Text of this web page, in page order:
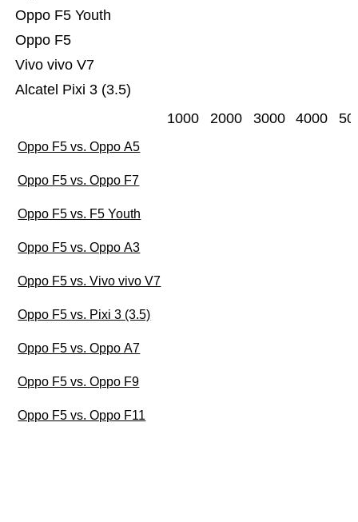
Alcatel Pixi 3 (3.5)
Vivo vivo V7
Oppo F5
Oppo F5 Youth
1000 2000 3000 4000
Oppo F5 vs. Oppo A5
Oppo F5 vs. Oppo F7
Oppo F5 vs. F5 Youth
Oppo F5 vs. Oppo A3
Oppo F5 vs. Vivo vivo V7
Oppo F5 vs. Pixi 3 (3.5)
Oppo F5 vs. Oppo A7
Oppo F5 vs. Oppo F9
Oppo F5 vs. Oppo F11